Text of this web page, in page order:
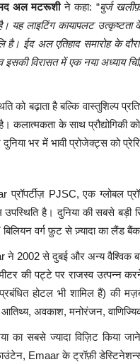
अल मटरूशीने कहा: “बुर्ज
यह लाइटिंग कायापलट
है। ईद अल एतिहाद समारोह के
विरासत में एक नया अध्याय
को बढ़ाता है बल्कि वास्तुशिल्प
के साथ प्रौद्योगिकी
भर में भावी प्रोजेक्ट्स को
PJSC, एक ग्लोबल
उपस्थिति है। दुनिया की सबसे
बिलियन वर्ग फ़ुट से ज़्यादा का लैंड
ने 2002 से दुबई और अन्य वैश्विक
की पट्टे पर राजस्व उत्पन्न करने
होटल भी शामिल हैं) की
अवकाश, मनोरंजन,
का सबसे ज्यादा विज़िट किया
Emaar के ट्रॉफ़ी